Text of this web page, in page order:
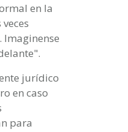
en la
jurídico
en caso
para